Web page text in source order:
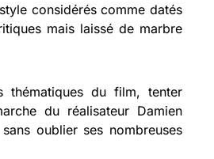
considérés comme datés
mais laissé de marbre
thématiques du film, tenter
du réalisateur Damien
oublier ses nombreuses